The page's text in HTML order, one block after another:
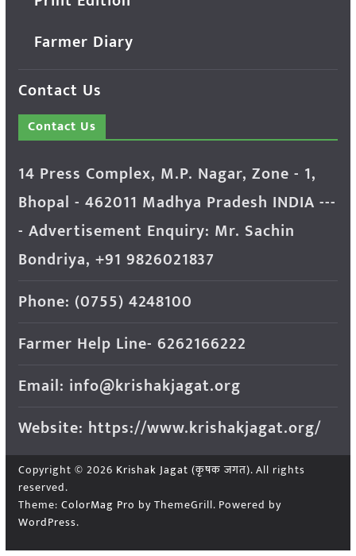
Farmer Diary
Contact Us
Contact Us
14 Press Complex, M.P. Nagar, Zone - 1,
Bhopal - 462011 Madhya Pradesh INDIA ---
- Advertisement Enquiry: Mr. Sachin
Bondriya, +91 9826021837
Phone: (0755) 4248100
Farmer Help Line- 6262166222
Email: info@krishakjagat.org
Website: https://www.krishakjagat.org/
Copyright © 2026 Krishak Jagat (कृषक जगत). All rights
reserved.
Theme: ColorMag Pro by ThemeGrill. Powered by
WordPress.